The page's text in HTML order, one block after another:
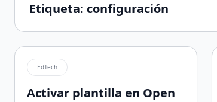
Etiqueta: configuración
EdTech
Activar plantilla en Open